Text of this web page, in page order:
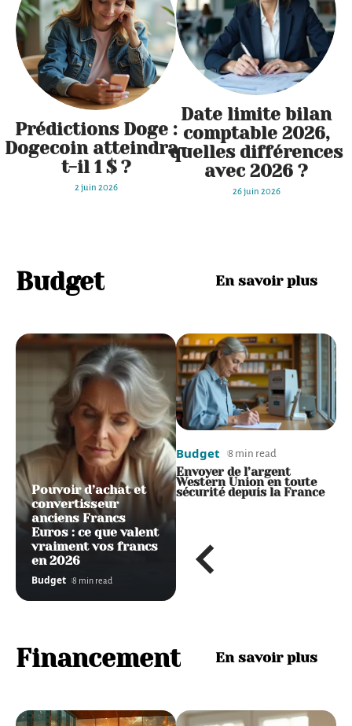
Prédictions Doge :
Dogecoin atteindra-
t-il 1 $ ?
2 juin 2026
Date limite bilan
comptable 2026,
quelles différences
avec 2026 ?
26 juin 2026
Budget En savoir plus
Pouvoir d’achat et
convertisseur
anciens Francs
Euros : ce que valent
vraiment vos francs
en 2026
Budget 8 min read
Budget 6 min read
Cabinet de gestion de
patrimoine pour expatriés
: comment sécuriser vos
avoirs à l’étranger
Budget 8 min read
Envoyer de l’argent
Western Union en toute
sécurité depuis la France
Financement En savoir plus